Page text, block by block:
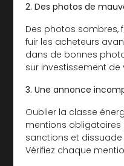
2. Des photos de
Des photos sombres,
fuir les acheteurs
dans de bonnes
sur investissement de
3. Une annonce
Oublier la classe
mentions obligatoires
sanctions et dissuade
Vérifiez chaque